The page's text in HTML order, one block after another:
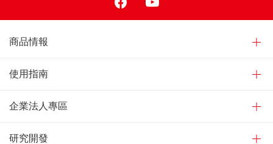
商品情報
使用指南
企業法人專區
研究開發